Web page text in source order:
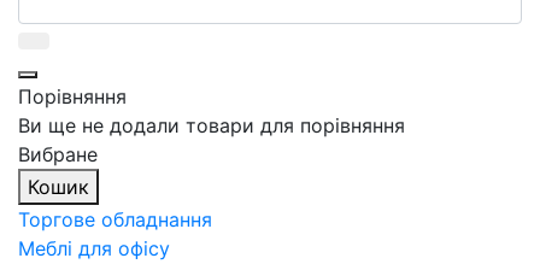
Порівняння
Ви ще не додали товари для порівняння
Вибране
Кошик
Торгове обладнання
Меблі для офісу